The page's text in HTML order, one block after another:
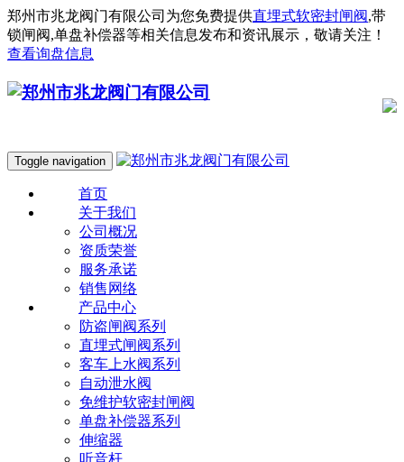
郑州市兆龙阀门有限公司为您免费提供直埋式软密封闸阀,带
锁闸阀,单盘补偿器等相关信息发布和资讯展示，敬请关注！
查看询盘信息
Toggle navigation
首页
关于我们
公司概况
资质荣誉
服务承诺
销售网络
产品中心
防盗闸阀系列
直埋式闸阀系列
客车上水阀系列
自动泄水阀
免维护软密封闸阀
单盘补偿器系列
伸缩器
听音杆